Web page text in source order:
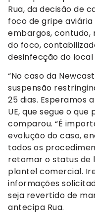
Rua, da decisão de
foco de gripe
embargos, contudo,
do foco,
desinfecção do
“No caso da
suspensão
25 dias. Esperamos
UE, que segue o que
comparou. “É
evolução do caso,
todos os
retomar o status de
plantel comercial.
informações
seja revertido de
antecipa Rua.